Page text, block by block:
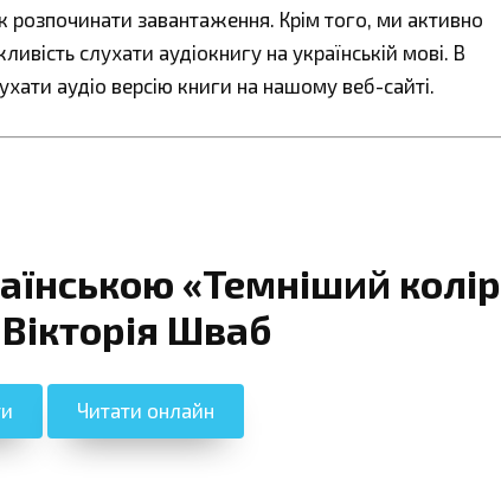
завантаження. Крім того, ми активно
слухати аудіокнигу на українській мові. В
аудіо версію книги на нашому веб-сайті.
«Темніший колір
Вікторія Шваб
Читати онлайн